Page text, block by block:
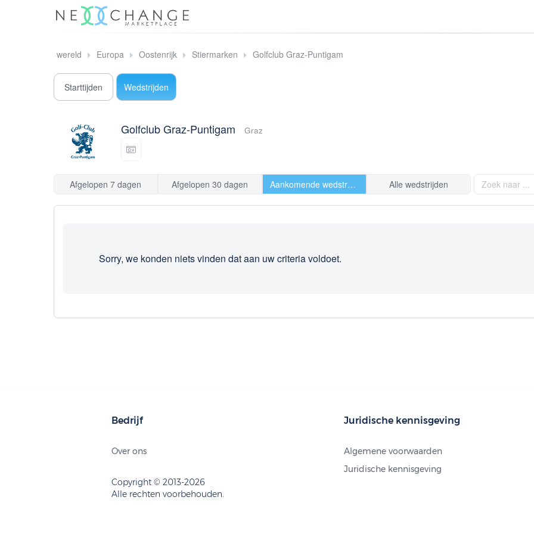
wereld Europa Oostenrijk Stiermarken Golfclub Graz-Puntigam
Starttijden Wedstrijden
Golfclub Graz-Puntigam Graz
Afgelopen 7 dagen Afgelopen 30 dagen Aankomende wedstrijden Alle wedstrijden
Sorry, we konden niets vinden dat aan uw criteria voldoet.
Bedrijf
Over ons
Copyright © 2013-2026
Alle rechten voorbehouden.
Juridische kennisgeving
Algemene voorwaarden
Juridische kennisgeving